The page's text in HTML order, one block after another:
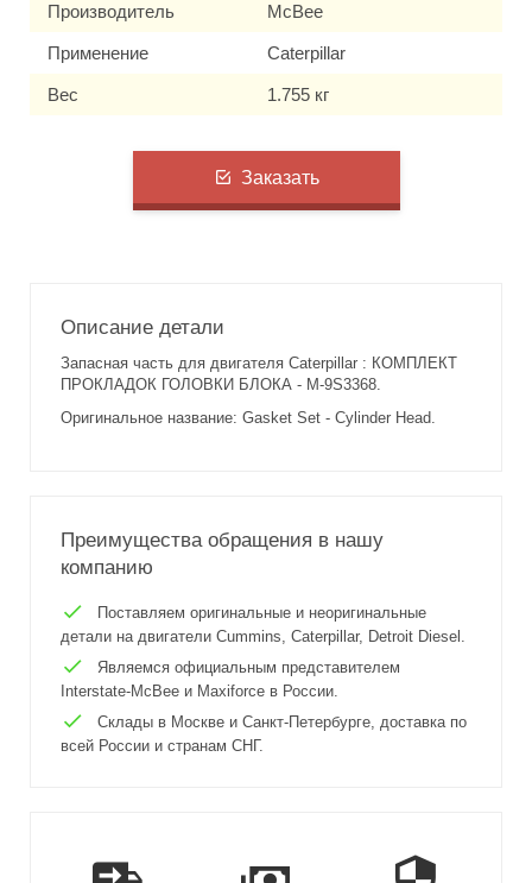
Производитель McBee
Применение Caterpillar
Вес 1.755 кг
Заказать
Описание детали
Запасная часть для двигателя Caterpillar : КОМПЛЕКТ
ПРОКЛАДОК ГОЛОВКИ БЛОКА - M-9S3368.
Оригинальное название: Gasket Set - Cylinder Head.
Преимущества обращения в нашу
компанию
Поставляем оригинальные и неоригинальные
детали на двигатели Cummins, Caterpillar, Detroit Diesel.
Являемся официальным представителем
Interstate-McBee и Maxiforce в России.
Склады в Москве и Санкт-Петербурге, доставка по
всей России и странам СНГ.